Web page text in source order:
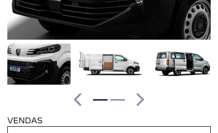
Anterior Próximo
VENDAS